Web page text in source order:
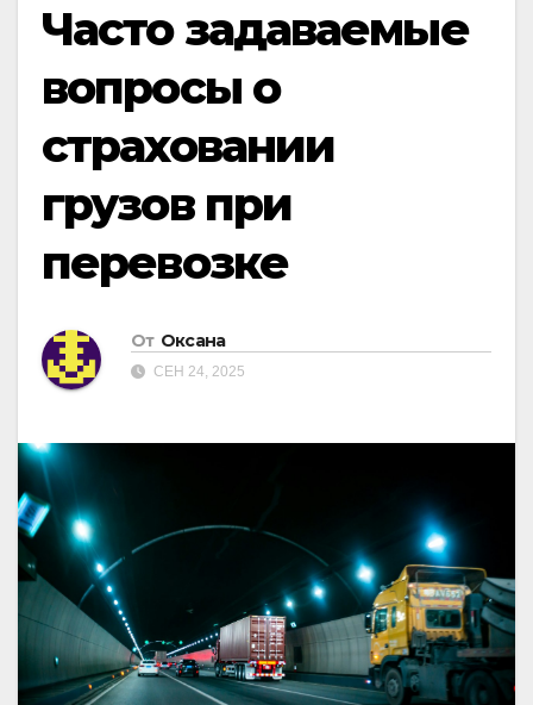
Часто задаваемые
вопросы о
страховании
грузов при
перевозке
От Оксана
СЕН 24, 2025